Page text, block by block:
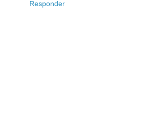
Responder